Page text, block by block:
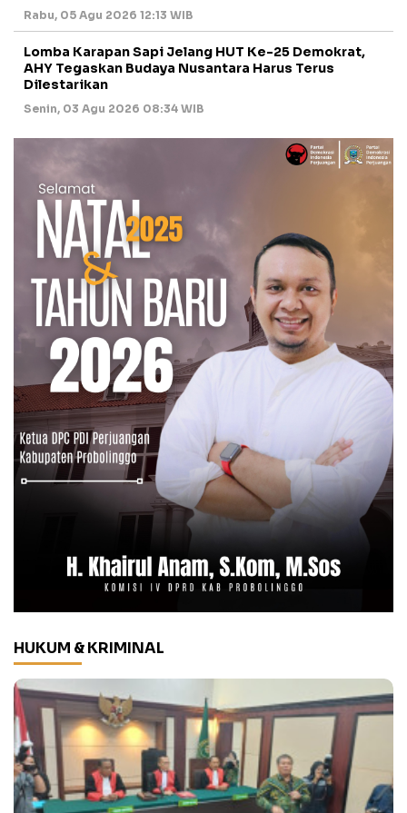
Rabu, 05 Agu 2026 12:13 WIB
Lomba Karapan Sapi Jelang HUT Ke-25 Demokrat,
AHY Tegaskan Budaya Nusantara Harus Terus
Dilestarikan
Senin, 03 Agu 2026 08:34 WIB
HUKUM & KRIMINAL